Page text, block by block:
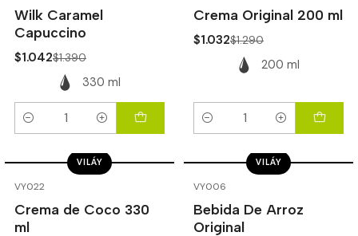
Wilk Caramel
Capuccino
$1.042$1.390
330 ml
Cantidad
Crema Original 200 ml
$1.032$1.290
200 ml
Cantidad
VY022
VILÁY
Crema de Coco 330
ml
VY006
VILÁY
Bebida De Arroz
Original